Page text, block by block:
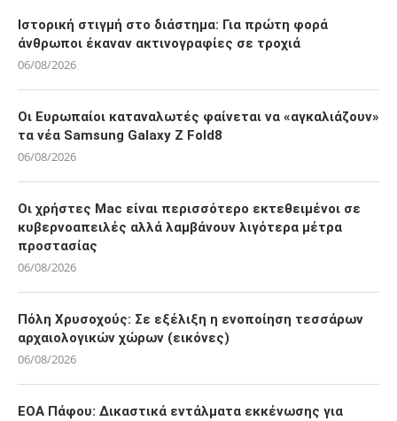
Ιστορική στιγμή στο διάστημα: Για πρώτη φορά
άνθρωποι έκαναν ακτινογραφίες σε τροχιά
06/08/2026
Οι Ευρωπαίοι καταναλωτές φαίνεται να «αγκαλιάζουν»
τα νέα Samsung Galaxy Z Fold8
06/08/2026
Οι χρήστες Mac είναι περισσότερο εκτεθειμένοι σε
κυβερνοαπειλές αλλά λαμβάνουν λιγότερα μέτρα
προστασίας
06/08/2026
Πόλη Χρυσοχούς: Σε εξέλιξη η ενοποίηση τεσσάρων
αρχαιολογικών χώρων (εικόνες)
06/08/2026
ΕΟΑ Πάφου: Δικαστικά εντάλματα εκκένωσης για